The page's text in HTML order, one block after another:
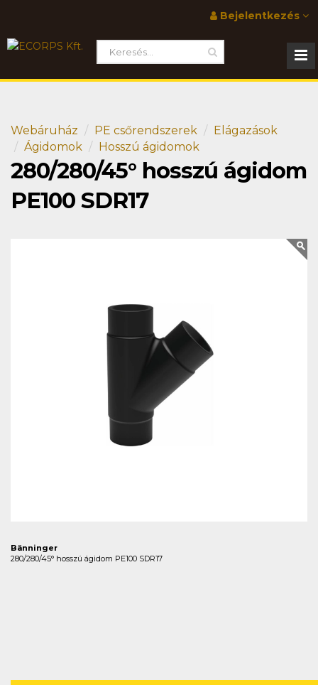
Bejelentkezés
Webáruház PE csőrendszerek
Elágazások
Ágidomok
Hosszú ágidomok
280/280/45° hosszú ágidom
PE100 SDR17
Bänninger
280/280/45° hosszú ágidom PE100 SDR17